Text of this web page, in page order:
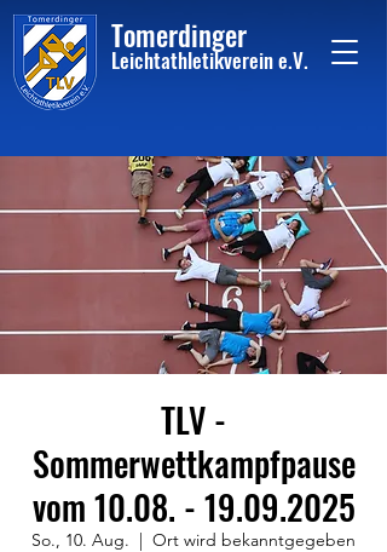
Tomerdinger
Leichtathletikvereine.V.
TLV -
Sommerwettkampfpause
vom 10.08. - 19.09.2025
So., 10. Aug.
  |
Ort wird bekanntgegeben